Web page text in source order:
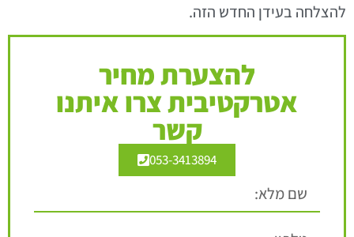
להצלחה בעידן החדש הזה.
להצערת מחיר
אטרקטיבית צרו איתנו
קשר
053-3413894